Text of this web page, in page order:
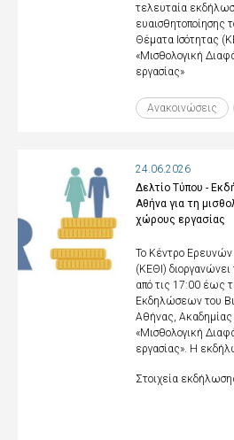
τελευταία
ευαισθητοποίησης
Θέματα Ισότητας
«Μισθολογική
εργασίας»
Ανακοινώσεις
24.06.2026
Δελτίο Τύπου -
Αθήνα για τη
χώρους εργασίας
Το Κέντρο Ερευνών
(ΚΕΘΙ) διοργανώνει
από τις 17:00 έως
Εκδηλώσεων του
Αθήνας,
«Μισθολογική
εργασίας». Η
Στοιχεία